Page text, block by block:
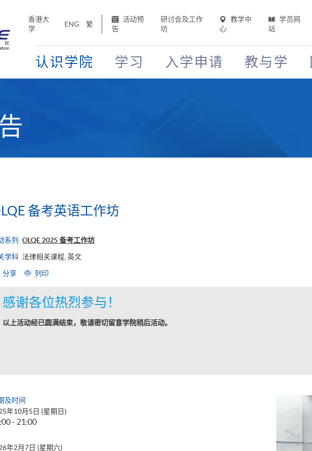
香港大
学
ENG 繁
活动预
告
研讨会及工作
坊
教学中
心
学员网
站
认识学院 学习 入学申请 教与学
备考英语工作坊
系列 OLQE 2025 备考工作坊
学科 法律相关课程, 英文
分享 列印
感谢各位热烈参与！
以上活动经已圆满结束，敬请密切留意学院稍后活动。
及时间
年10月5日 (星期日)
- 21:00
年2月7日 (星期六)